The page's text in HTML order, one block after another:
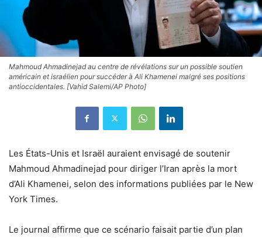
Mahmoud Ahmadinejad au centre de révélations sur un possible soutien
américain et israélien pour succéder à Ali Khamenei malgré ses positions
antioccidentales. [Vahid Salemi/AP Photo]
Les États-Unis et Israël auraient envisagé de soutenir
Mahmoud Ahmadinejad pour diriger l’Iran après la mort
d’Ali Khamenei, selon des informations publiées par le New
York Times.
Le journal affirme que ce scénario faisait partie d’un plan